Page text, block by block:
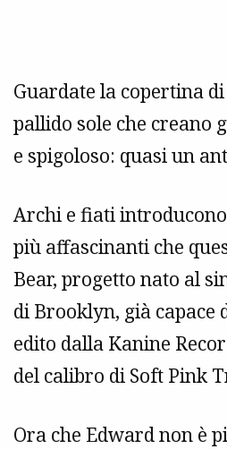
Guardate la copertina
pallido sole che creano
e spigoloso: quasi un
Archi e fiati
più affascinanti che
Bear, progetto nato al
di Brooklyn, già capace
edito dalla Kanine
del calibro di Soft Pink
Ora che Edward non è